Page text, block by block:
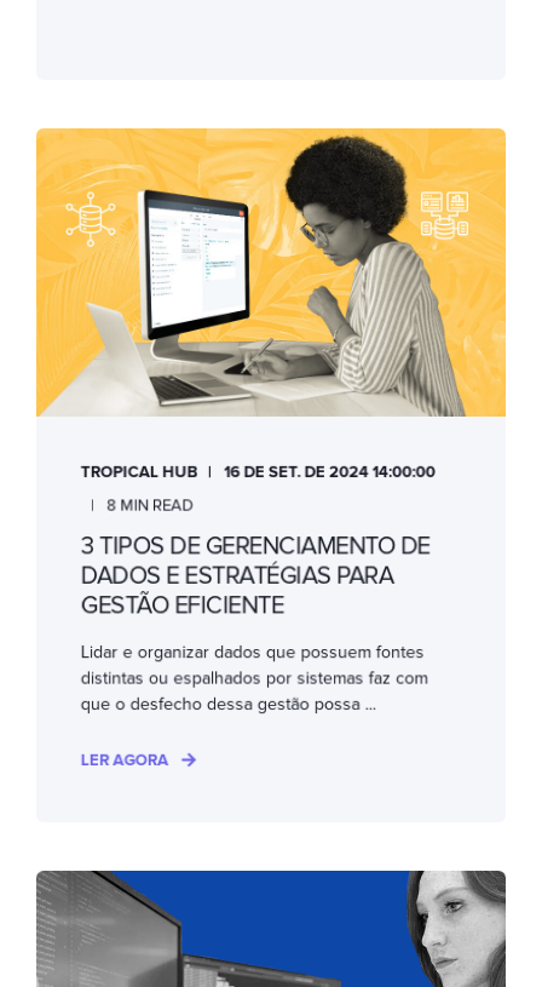
TROPICAL HUB 16 DE SET. DE 2024 14:00:00
8 MIN READ
3 TIPOS DE GERENCIAMENTO DE
DADOS E ESTRATÉGIAS PARA
GESTÃO EFICIENTE
Lidar e organizar dados que possuem fontes
distintas ou espalhados por sistemas faz com
que o desfecho dessa gestão possa ...
LER AGORA